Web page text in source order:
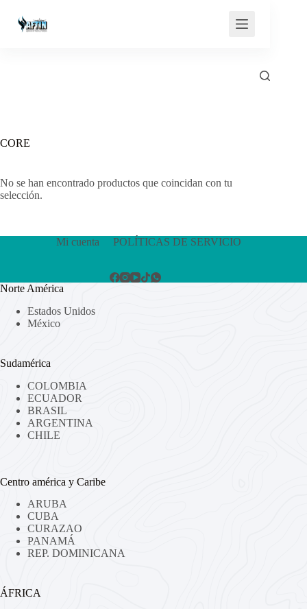
contenido
CORE
No se han encontrado productos que coincidan con tu
selección.
Mi cuenta POLÍTICAS DE SERVICIO
Norte América
Estados Unidos
México
Sudamérica
COLOMBIA
ECUADOR
BRASIL
ARGENTINA
CHILE
Centro américa y Caribe
ARUBA
CUBA
CURAZAO
PANAMÁ
REP. DOMINICANA
ÁFRICA